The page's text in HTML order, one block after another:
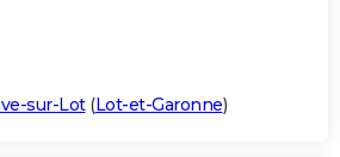
sur-Lot(Lot-et-Garonne)